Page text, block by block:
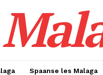
Spaanse les Malaga